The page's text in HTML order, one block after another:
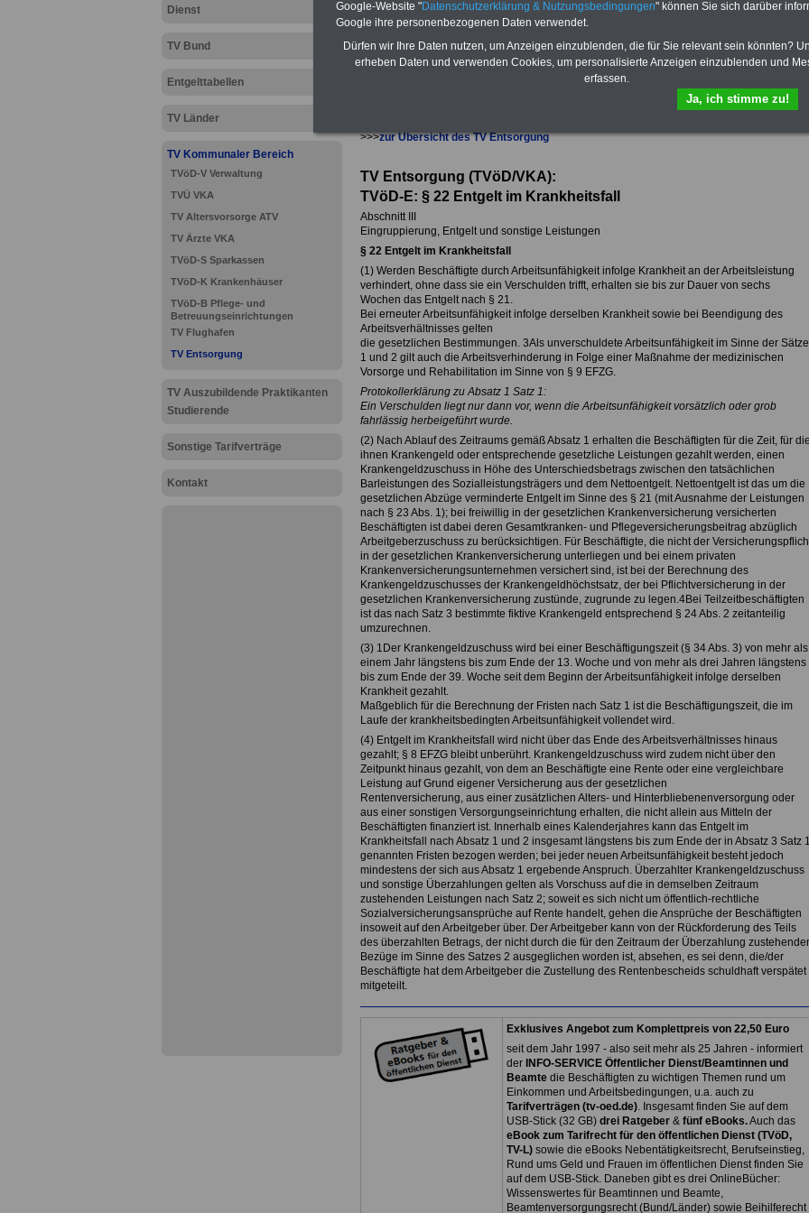
Dienst
TV Bund
Entgelttabellen
TV Länder
TV Kommunaler Bereich
TVöD-V Verwaltung
TVÜ VKA
TV Altersvorsorge ATV
TV Ärzte VKA
TVöD-S Sparkassen
TVöD-K Krankenhäuser
TVöD-B Pflege- und
Betreuungseinrichtungen
TV Flughafen
TV Entsorgung
TV Auszubildende Praktikanten
Studierende
Sonstige Tarifverträge
Kontakt
Dienst (TVöD, TV-L)sowie weitere
10 Bücher bzw. eBooks zum
herunterladen, lesen und
ausdrucken.Mehr Infos
>>>zur Übersicht des TV Entsorgung
TV Entsorgung (TVöD/VKA):
TVöD-E: § 22 Entgelt im Krankheitsfall
Abschnitt III
Eingruppierung, Entgelt und sonstige Leistungen
§ 22 Entgelt im Krankheitsfall
(1) Werden Beschäftigte durch Arbeitsunfähigkeit infolge Krankheit an der Arbeitsleistung
verhindert, ohne dass sie ein Verschulden trifft, erhalten sie bis zur Dauer von sechs
Wochen das Entgelt nach § 21.
Bei erneuter Arbeitsunfähigkeit infolge derselben Krankheit sowie bei Beendigung des
Arbeitsverhältnisses gelten
die gesetzlichen Bestimmungen. 3Als unverschuldete Arbeitsunfähigkeit im Sinne der Sätze
1 und 2 gilt auch die Arbeitsverhinderung in Folge einer Maßnahme der medizinischen
Vorsorge und Rehabilitation im Sinne von § 9 EFZG.
Protokollerklärung zu Absatz 1 Satz 1:
Ein Verschulden liegt nur dann vor, wenn die Arbeitsunfähigkeit vorsätzlich oder grob
fahrlässig herbeigeführt wurde.
(2) Nach Ablauf des Zeitraums gemäß Absatz 1 erhalten die Beschäftigten für die Zeit, für
ihnen Krankengeld oder entsprechende gesetzliche Leistungen gezahlt werden, einen
Krankengeldzuschuss in Höhe des Unterschiedsbetrags zwischen den tatsächlichen
Barleistungen des Sozialleistungsträgers und dem Nettoentgelt. Nettoentgelt ist das um die
gesetzlichen Abzüge verminderte Entgelt im Sinne des § 21 (mit Ausnahme der Leistungen
nach § 23 Abs. 1); bei freiwillig in der gesetzlichen Krankenversicherung versicherten
Beschäftigten ist dabei deren Gesamtkranken- und Pflegeversicherungsbeitrag abzüglich
Arbeitgeberzuschuss zu berücksichtigen. Für Beschäftigte, die nicht der
in der gesetzlichen Krankenversicherung unterliegen und bei einem privaten
Krankenversicherungsunternehmen versichert sind, ist bei der Berechnung des
Krankengeldzuschusses der Krankengeldhöchstsatz, der bei Pflichtversicherung in der
gesetzlichen Krankenversicherung zustünde, zugrunde zu legen.4Bei Teilzeitbeschäftigten
ist das nach Satz 3 bestimmte fiktive Krankengeld entsprechend § 24 Abs. 2 zeitanteilig
umzurechnen.
(3) 1Der Krankengeldzuschuss wird bei einer Beschäftigungszeit (§ 34 Abs. 3) von mehr als
einem Jahr längstens bis zum Ende der 13. Woche und von mehr als drei Jahren längstens
bis zum Ende der 39. Woche seit dem Beginn der Arbeitsunfähigkeit infolge derselben
Krankheit gezahlt.
Maßgeblich für die Berechnung der Fristen nach Satz 1 ist die Beschäftigungszeit, die im
Laufe der krankheitsbedingten Arbeitsunfähigkeit vollendet wird.
(4) Entgelt im Krankheitsfall wird nicht über das Ende des Arbeitsverhältnisses hinaus
gezahlt; § 8 EFZG bleibt unberührt. Krankengeldzuschuss wird zudem nicht über den
Zeitpunkt hinaus gezahlt, von dem an Beschäftigte eine Rente oder eine vergleichbare
Leistung auf Grund eigener Versicherung aus der gesetzlichen
Rentenversicherung, aus einer zusätzlichen Alters- und Hinterbliebenenversorgung oder
aus einer sonstigen Versorgungseinrichtung erhalten, die nicht allein aus Mitteln der
Beschäftigten finanziert ist. Innerhalb eines Kalenderjahres kann das Entgelt im
Krankheitsfall nach Absatz 1 und 2 insgesamt längstens bis zum Ende der in Absatz 3 Satz
genannten Fristen bezogen werden; bei jeder neuen Arbeitsunfähigkeit besteht jedoch
mindestens der sich aus Absatz 1 ergebende Anspruch. Überzahlter Krankengeldzuschuss
und sonstige Überzahlungen gelten als Vorschuss auf die in demselben Zeitraum
zustehenden Leistungen nach Satz 2; soweit es sich nicht um öffentlich-rechtliche
Sozialversicherungsansprüche auf Rente handelt, gehen die Ansprüche der Beschäftigten
insoweit auf den Arbeitgeber über. Der Arbeitgeber kann von der Rückforderung des Teils
des überzahlten Betrags, der nicht durch die für den Zeitraum der Überzahlung
Bezüge im Sinne des Satzes 2 ausgeglichen worden ist, absehen, es sei denn, die/der
Beschäftigte hat dem Arbeitgeber die Zustellung des Rentenbescheids schuldhaft verspätet
mitgeteilt.
Exklusives Angebot zum Komplettpreis von 22,50 Euro
seit dem Jahr 1997 - also seit mehr als 25 Jahren - informiert
der INFO-SERVICE Öffentlicher Dienst/Beamtinnen und
Beamtedie Beschäftigten zu wichtigen Themen rund um
Einkommen und Arbeitsbedingungen, u.a. auch zu
Tarifverträgen (tv-oed.de). Insgesamt finden Sie auf dem
USB-Stick (32 GB) drei Ratgeber& fünf eBooks.Auch das
eBook zum Tarifrecht für den öffentlichen Dienst (TVöD,
TV-L)sowie die eBooks Nebentätigkeitsrecht, Berufseinstieg,
Rund ums Geld und Frauen im öffentlichen Dienst finden Sie
auf dem USB-Stick. Daneben gibt es drei OnlineBücher:
Wissenswertes für Beamtinnen und Beamte,
Beamtenversorgungsrecht (Bund/Länder) sowie Beihilferecht
Google-Website "Datenschutzerklärung & Nutzungsbedingungen" können Sie sich darüber
Google ihre personenbezogenen Daten verwendet.
Dürfen wir Ihre Daten nutzen, um Anzeigen einzublenden, die für Sie relevant sein könnten?
erheben Daten und verwenden Cookies, um personalisierte Anzeigen einzublenden und
erfassen.
Ja, ich stimme zu!